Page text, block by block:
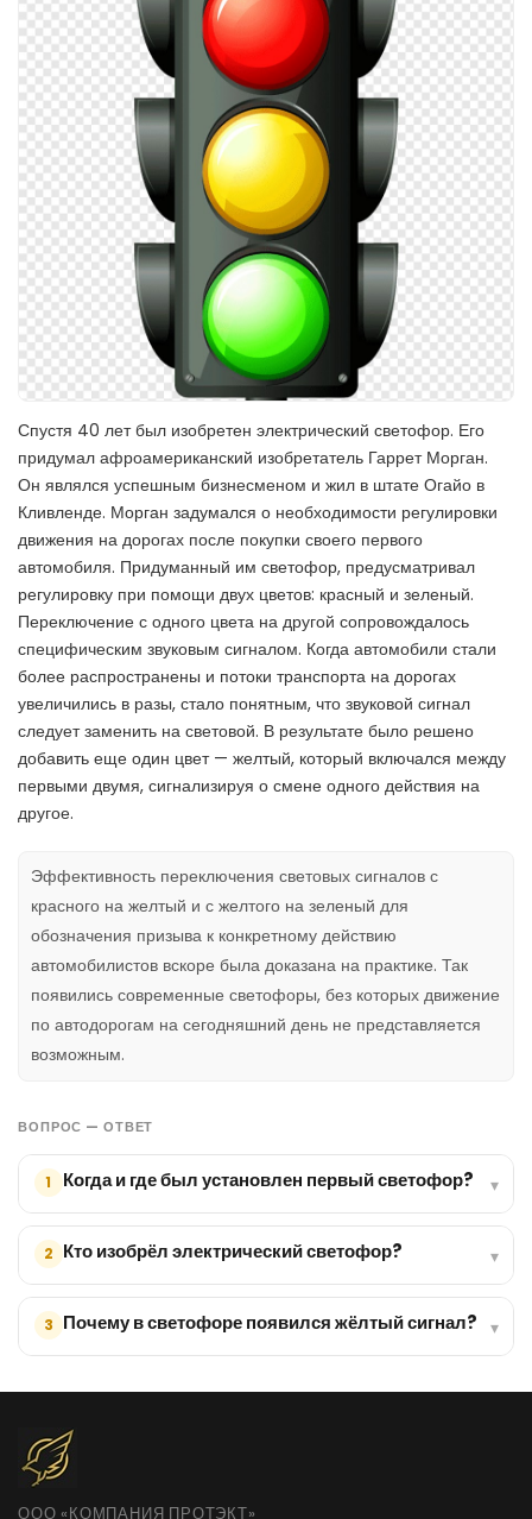
Спустя 40 лет был изобретен электрический светофор. Его
придумал афроамериканский изобретатель Гаррет Морган.
Он являлся успешным бизнесменом и жил в штате Огайо в
Кливленде. Морган задумался о необходимости регулировки
движения на дорогах после покупки своего первого
автомобиля. Придуманный им светофор, предусматривал
регулировку при помощи двух цветов: красный и зеленый.
Переключение с одного цвета на другой сопровождалось
специфическим звуковым сигналом. Когда автомобили стали
более распространены и потоки транспорта на дорогах
увеличились в разы, стало понятным, что звуковой сигнал
следует заменить на световой. В результате было решено
добавить еще один цвет — желтый, который включался между
первыми двумя, сигнализируя о смене одного действия на
другое.
Эффективность переключения световых сигналов с
красного на желтый и с желтого на зеленый для
обозначения призыва к конкретному действию
автомобилистов вскоре была доказана на практике. Так
появились современные светофоры, без которых движение
по автодорогам на сегодняшний день не представляется
возможным.
ВОПРОС — ОТВЕТ
1 Когда и где был установлен первый светофор? ▾
2 Кто изобрёл электрический светофор? ▾
3 Почему в светофоре появился жёлтый сигнал? ▾
ООО «КОМПАНИЯ ПРОТЭКТ»